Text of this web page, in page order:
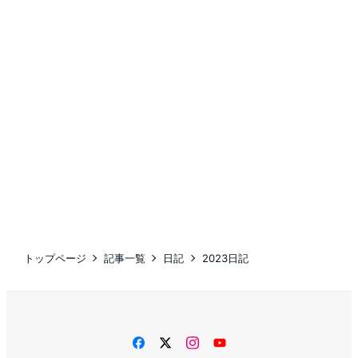
トップページ 記事一覧 日記 2023日記
facebooktwitterinstagram
YouTube